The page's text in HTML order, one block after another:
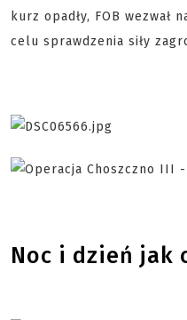
kurz opadły, FOB wezwał
celu sprawdzenia siły
Noc i dzień jak